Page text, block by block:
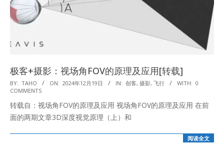
极客+摄影：视场角FOV的原理及应用[转载]
2024-
12-
19
BY: TAHO ON: 2024年12月19日 IN: 创客, 摄影, 飞行 WITH: 0
COMMENTS
转载自：视场角FOV的原理及应用 视场角FOV的原理及应用 在前
面的两期文章3D深度视觉原理（上）和
阅读全文